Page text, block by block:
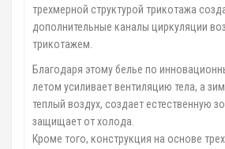
трехмерной структурой трикотажа
дополнительные каналы циркуляции
трикотажем.
Благодаря этому белье по
летом усиливает вентиляцию тела, а
теплый воздух, создает естественную
защищает от холода.
Кроме того, конструкция на основе